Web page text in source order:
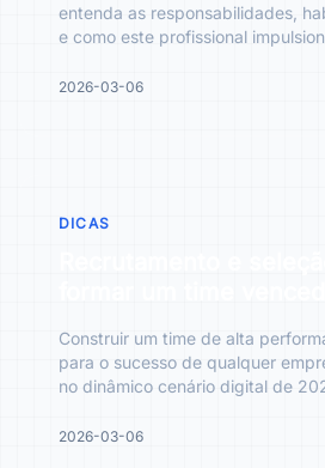
entenda as responsabilidades,
e como este profissional
2026-03-06
DICAS
Construir um time de alta
para o sucesso de qualquer
no dinâmico cenário digital de
2026-03-06